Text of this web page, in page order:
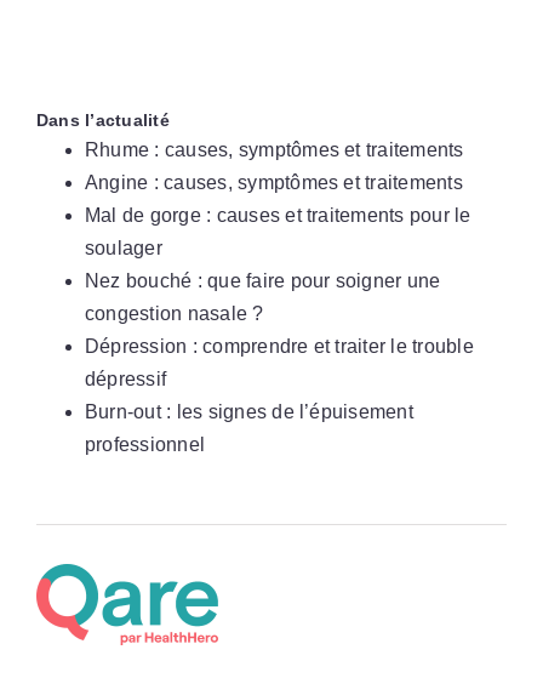
Dans l’actualité
Rhume : causes, symptômes et traitements
Angine : causes, symptômes et traitements
Mal de gorge : causes et traitements pour le
soulager
Nez bouché : que faire pour soigner une
congestion nasale ?
Dépression : comprendre et traiter le trouble
dépressif
Burn-out : les signes de l’épuisement
professionnel